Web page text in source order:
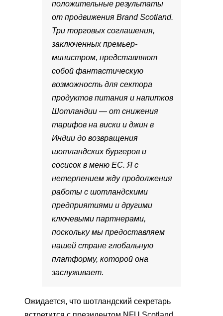
положительные результаты
от продвижения Brand Scotland.
Три торговых соглашения,
заключенных премьер-
министром, представляют
собой фантастическую
возможность для сектора
продуктов питания и напитков
Шотландии — от снижения
тарифов на виски и джин в
Индии до возвращения
шотландских бургеров и
сосисок в меню ЕС. Я с
нетерпением жду продолжения
работы с шотландскими
предприятиями и другими
ключевыми партнерами,
поскольку мы предоставляем
нашей стране глобальную
платформу, которой она
заслуживает.
Ожидается, что шотландский секретарь